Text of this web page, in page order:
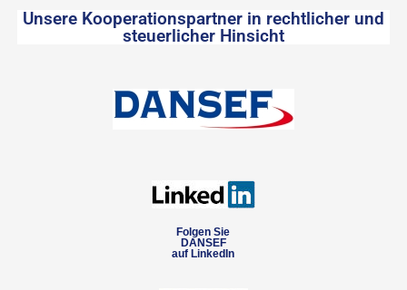
Unsere Kooperationspartner in rechtlicher und
steuerlicher Hinsicht
Folgen Sie
DANSEF
auf LinkedIn